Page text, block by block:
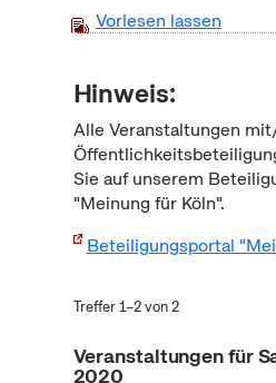
Vorlesen lassen
Hinweis:
Alle Veranstaltungen
Sie auf unserem
"Meinung für Köln".
Beteiligungsportal
Treffer 1–2 von 2
Veranstaltungen für
2020